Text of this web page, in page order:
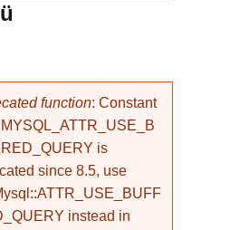
function: Constant
is
since 8.5, use
instead in